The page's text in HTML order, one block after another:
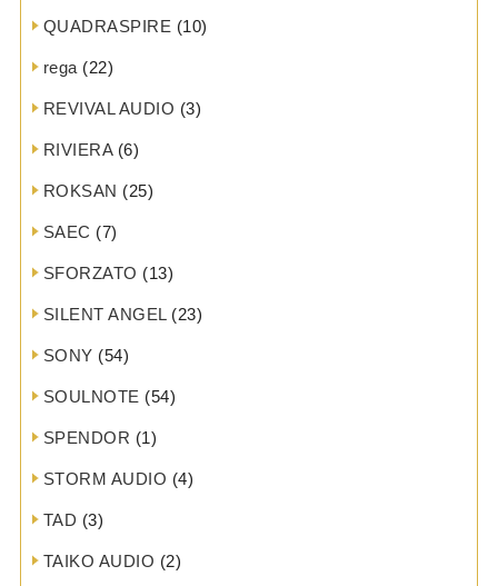
QUADRASPIRE (10)
rega (22)
REVIVAL AUDIO (3)
RIVIERA(6)
ROKSAN (25)
SAEC (7)
SFORZATO (13)
SILENT ANGEL(23)
SONY (54)
SOULNOTE (54)
SPENDOR (1)
STORM AUDIO (4)
TAD (3)
TAIKO AUDIO (2)